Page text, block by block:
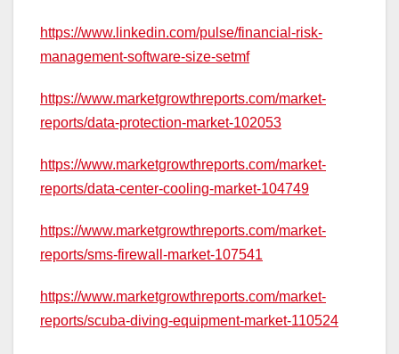
https://www.linkedin.com/pulse/financial-risk-
management-software-size-setmf
https://www.marketgrowthreports.com/market-
reports/data-protection-market-102053
https://www.marketgrowthreports.com/market-
reports/data-center-cooling-market-104749
https://www.marketgrowthreports.com/market-
reports/sms-firewall-market-107541
https://www.marketgrowthreports.com/market-
reports/scuba-diving-equipment-market-110524